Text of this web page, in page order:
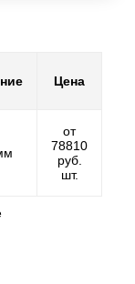
Цена
от
78810
руб.
шт.